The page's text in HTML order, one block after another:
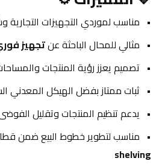
مناسب لموردي التجهيزات التجارية
مثالي للمحال الباحثة عن تجهيز
تصميم يعزز رؤية المنتجات
ثبات ممتاز بفضل الهيكل المعدني
يدعم تنظيم المنتجات وتقليل
مناسب لتطوير خطوط البيع ضمن
shelving